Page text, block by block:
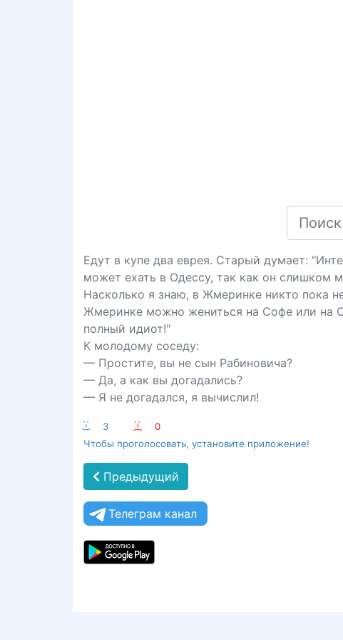
Едут в купе два еврея. Старый думает:
может ехать в Одессу, так как он слишком
Насколько я знаю, в Жмеринке никто пока
Жмеринке можно жениться на Софе или на
полный идиот!"
К молодому соседу:
— Простите, вы не сын Рабиновича?
— Да, а как вы догадались?
— Я не догадался, я вычислил!
:-) 3 :-(
0
Чтобы проголосовать, установите приложение!
Предыдущий
Телеграм канал